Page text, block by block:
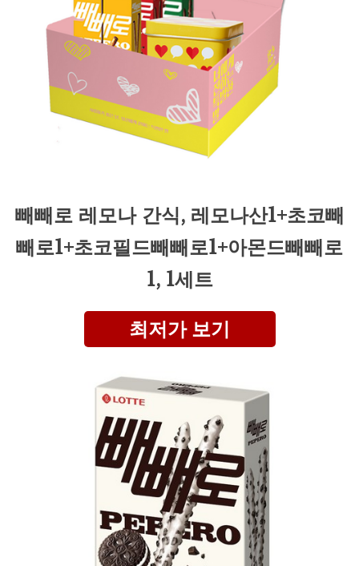
빼빼로 레모나 간식, 레모나산1+초코빼
빼로1+초코필드빼빼로1+아몬드빼빼로
1, 1세트
최저가 보기